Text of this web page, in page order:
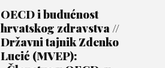
OECD i budućnost
hrvatskog zdravstva //
Državni tajnik Zdenko
Lucić (MVEP):